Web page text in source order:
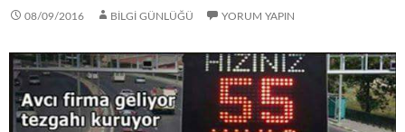
08/09/2016 BİLGİ GÜNLÜĞÜ YORUM YAPIN